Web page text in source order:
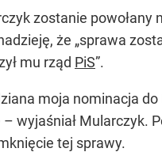
zostanie powołany
że „sprawa
mu rząd PiS”.
moja nominacja
wyjaśniał Mularczyk.
tej sprawy.